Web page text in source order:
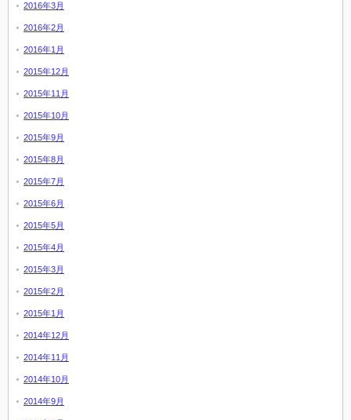
2016年3月
2016年2月
2016年1月
2015年12月
2015年11月
2015年10月
2015年9月
2015年8月
2015年7月
2015年6月
2015年5月
2015年4月
2015年3月
2015年2月
2015年1月
2014年12月
2014年11月
2014年10月
2014年9月